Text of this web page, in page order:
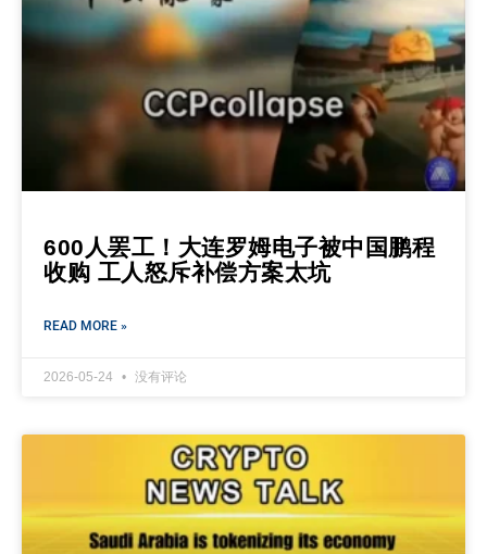
600人罢工！大连罗姆电子被中国鹏程
收购 工人怒斥补偿方案太坑
READ MORE »
2026-05-24 没有评论